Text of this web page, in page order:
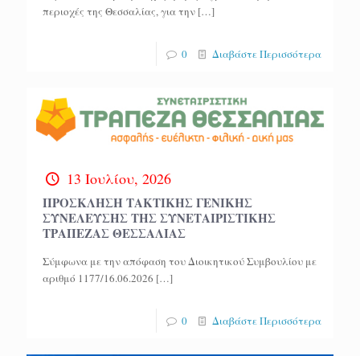
περιοχές της Θεσσαλίας, για την […]
0 Διαβάστε Περισσότερα
13 Ιουλίου, 2026
ΠΡΟΣΚΛΗΣΗ ΤΑΚΤΙΚΗΣ ΓΕΝΙΚΗΣ
ΣΥΝΕΛΕΥΣΗΣ ΤΗΣ ΣΥΝΕΤΑΙΡΙΣΤΙΚΗΣ
ΤΡΑΠΕΖΑΣ ΘΕΣΣΑΛΙΑΣ
Σύμφωνα με την απόφαση του Διοικητικού Συμβουλίου με
αριθμό 1177/16.06.2026 […]
0 Διαβάστε Περισσότερα